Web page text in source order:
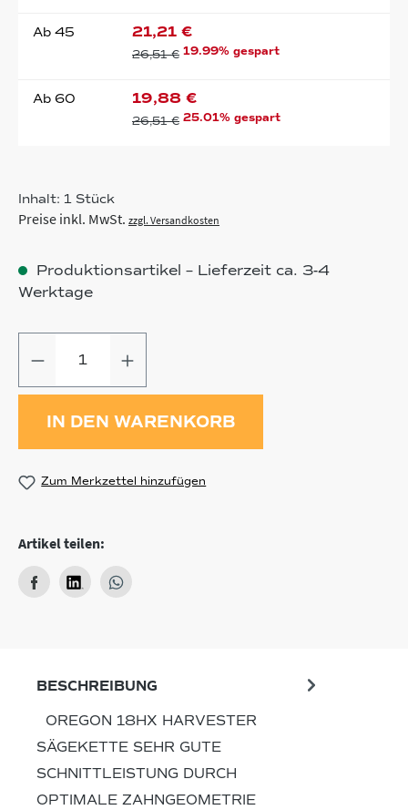
Ab 45 21,21 €
26,51 € 19.99% gespart
Ab 60 19,88 €
26,51 € 25.01% gespart
Inhalt: 1 Stück
Preise inkl. MwSt. zzgl. Versandkosten
Produktionsartikel – Lieferzeit ca. 3-4
Werktage
IN DEN WARENKORB
Zum Merkzettel hinzufügen
Artikel teilen:
BESCHREIBUNG
OREGON 18HX HARVESTER
SÄGEKETTE SEHR GUTE
SCHNITTLEISTUNG DURCH
OPTIMALE ZAHNGEOMETRIE